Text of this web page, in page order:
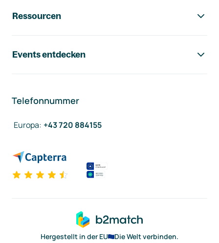
Ressourcen
Events entdecken
Telefonnummer
Europa: +43 720 884155
Hergestellt in der EU
Die Welt verbinden.